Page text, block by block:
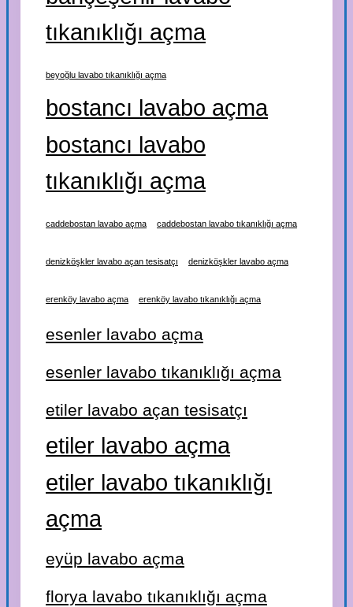
tıkanıklığı açma
beyoğlu lavabo tıkanıklığı açma
bostancı lavabo açma
bostancı lavabo
tıkanıklığı açma
caddebostan lavabo açma caddebostan lavabo tıkanıklığı açma
denizköşkler lavabo açan tesisatçı denizköşkler lavabo açma
erenköy lavabo açma erenköy lavabo tıkanıklığı açma
esenler lavabo açma
esenler lavabo tıkanıklığı açma
etiler lavabo açan tesisatçı
etiler lavabo açma
etiler lavabo tıkanıklığı
açma
eyüp lavabo açma
florya lavabo tıkanıklığı açma